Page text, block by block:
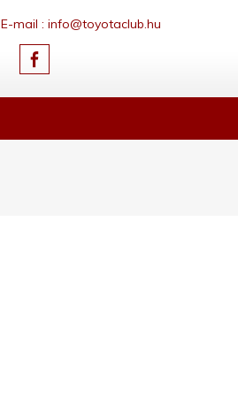
E-mail : info@toyotaclub.hu